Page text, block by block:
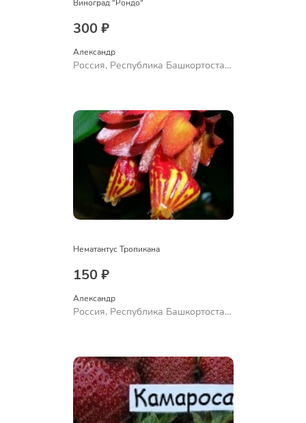
Виноград "Рондо"
300 ₽
Александр
Россия, Республика Башкортостан,
Нематантус Тропикана
150 ₽
Александр
Россия, Республика Башкортостан,